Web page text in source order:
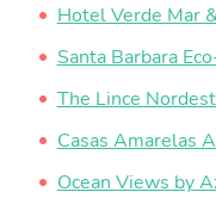
Hotel Verde Mar
Santa Barbara
The Lince
Casas Amarelas
Ocean Views by